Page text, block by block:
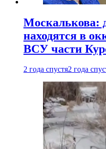
Москалькова:
находятся в
ВСУ части
2 года спустя2 года